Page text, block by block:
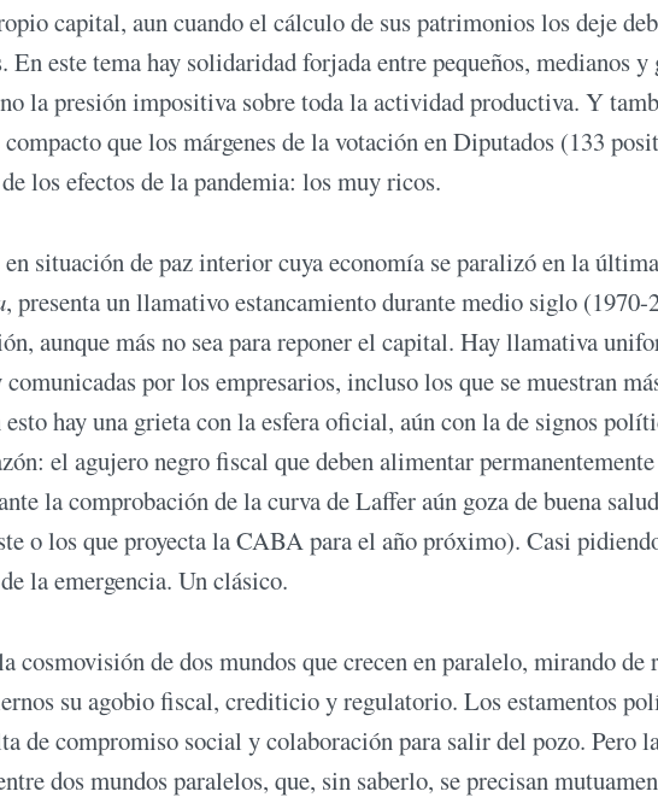
capital, aun cuando el cálculo de sus patrimonios los deje
este tema hay solidaridad forjada entre pequeños, medianos y
la presión impositiva sobre toda la actividad productiva. Y
que los márgenes de la votación en Diputados (133
los efectos de la pandemia: los muy ricos.
situación de paz interior cuya economía se paralizó en la
, presenta un llamativo estancamiento durante medio siglo (1970-
aunque más no sea para reponer el capital. Hay llamativa
comunicadas por los empresarios, incluso los que se muestran
hay una grieta con la esfera oficial, aún con la de signos
el agujero negro fiscal que deben alimentar
la comprobación de la curva de Laffer aún goza de buena
o los que proyecta la CABA para el año próximo). Casi
la emergencia. Un clásico.
cosmovisión de dos mundos que crecen en paralelo, mirando de
su agobio fiscal, crediticio y regulatorio. Los estamentos
de compromiso social y colaboración para salir del pozo. Pero
dos mundos paralelos, que, sin saberlo, se precisan